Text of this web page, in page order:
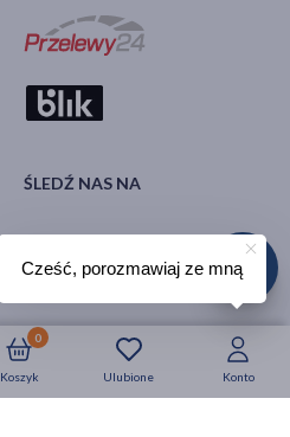
Nowości Krótkie daty
Ulubione
Koszyk
0
Konto
ŚLEDŹ NAS NA
Cześć, porozmawiaj ze mną